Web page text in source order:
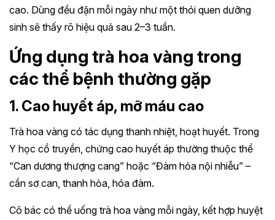
cao. Dùng đều đặn mỗi ngày như một thói quen dưỡng
sinh sẽ thấy rõ hiệu quả sau 2–3 tuần.
Ứng dụng trà hoa vàng trong
các thể bệnh thường gặp
1. Cao huyết áp, mỡ máu cao
Trà hoa vàng có tác dụng thanh nhiệt, hoạt huyết. Trong
Y học cổ truyền, chứng cao huyết áp thường thuộc thể
“Can dương thượng cang” hoặc “Đàm hỏa nội nhiễu” –
cần sơ can, thanh hỏa, hóa đàm.
Cô bác có thể uống trà hoa vàng mỗi ngày, kết hợp huyệt